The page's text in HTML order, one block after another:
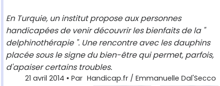
En Turquie, un institut propose aux personnes
handicapées de venir découvrir les bienfaits de la "
delphinothérapie ". Une rencontre avec les dauphins
placée sous le signe du bien-être qui permet, parfois,
d'apaiser certains troubles.
21 avril 2014 • Par Handicap.fr / Emmanuelle Dal'Secco